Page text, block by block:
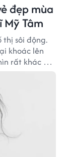
đẹp mùa
Mỹ Tâm
sôi động.
khoác lên
rất khác về